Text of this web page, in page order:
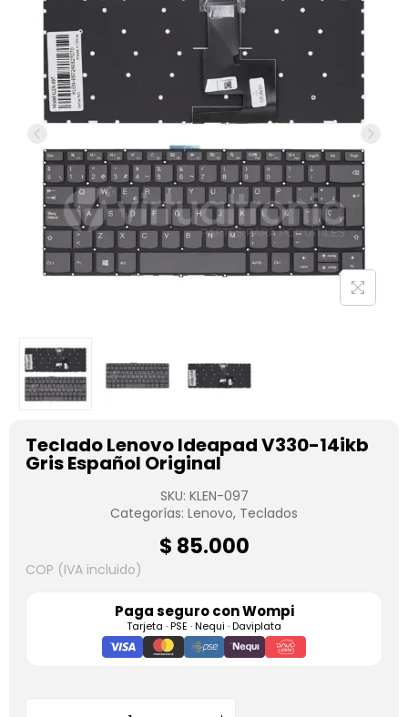
Teclado Lenovo Ideapad V330-14ikb
Gris Español Original
SKU: KLEN-097
Categorías: Lenovo, Teclados
$ 85.000
COP (IVA incluido)
Paga seguro conWompi
Tarjeta · PSE · Nequi · Daviplata